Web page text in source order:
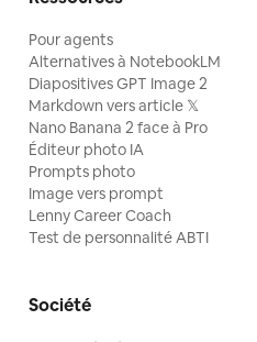
Pour agents
Alternatives à NotebookLM
Diapositives GPT Image 2
Markdown vers article 𝕏
Nano Banana 2 face à Pro
Éditeur photo IA
Prompts photo
Image vers prompt
Lenny Career Coach
Test de personnalité ABTI
Société